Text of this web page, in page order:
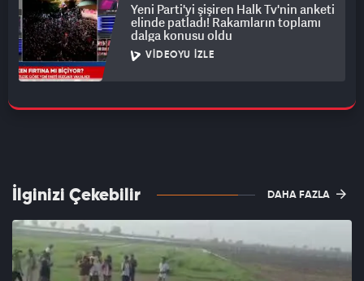
Yeni Parti'yi şişiren Halk Tv'nin anketi
elinde patladı! Rakamların toplamı
dalga konusu oldu
VIDEOYU İZLE
İlginizi Çekebilir DAHA FAZLA